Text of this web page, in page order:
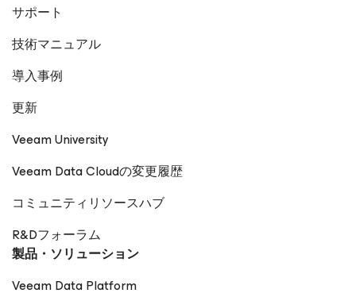
サポート
技術マニュアル
導入事例
更新
Veeam University
Veeam Data Cloudの変更履歴
コミュニティリソースハブ
R&Dフォーラム
製品・ソリューション
Veeam Data Platform